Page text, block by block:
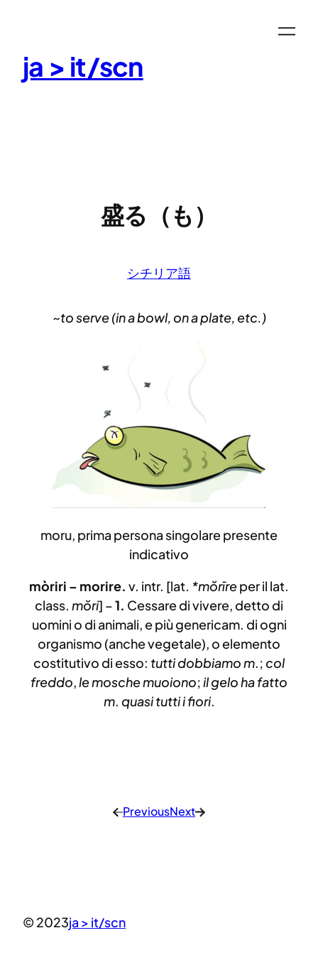
content
ja > it/scn
盛る（も）
シチリア語
~to serve (in a bowl, on a plate, etc.)
moru, prima persona singolare presente
indicativo
mòriri – morire. v. intr. [lat. *mŏrīreper il lat.
class. mŏri] –1. Cessare di vivere, detto di
uomini o di animali, e più genericam. di ogni
organismo (anche vegetale), o elemento
costitutivo di esso: tutti dobbiamo m.; col
freddo,le mosche muoiono; il gelo ha fatto
m. quasi tutti i fiori.
←PreviousNext→
© 2023ja > it/scn